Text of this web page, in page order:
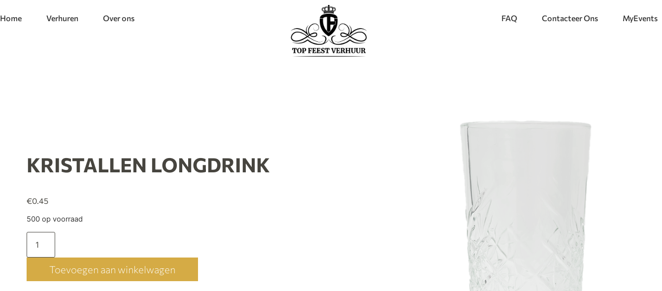
Home Verhuren Over ons FAQ Contacteer Ons MyEvents
KRISTALLEN LONGDRINK
€0.45
500 op voorraad
Toevoegen aan winkelwagen